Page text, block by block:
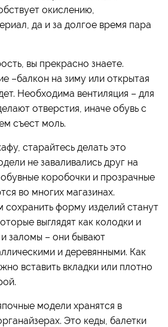
окислению,
да и за долгое время пара
вы прекрасно знаете.
–балкон на зиму или открытая
Необходима вентиляция – для
отверстия, иначе обувь с
съест моль.
старайтесь делать это
не заваливались друг на
коробочки и прозрачные
во многих магазинах.
форму изделий станут
выглядят как колодки и
заломы – они бывают
и деревянными. Как
вставить вкладки или плотно
модели хранятся в
Это кеды, балетки